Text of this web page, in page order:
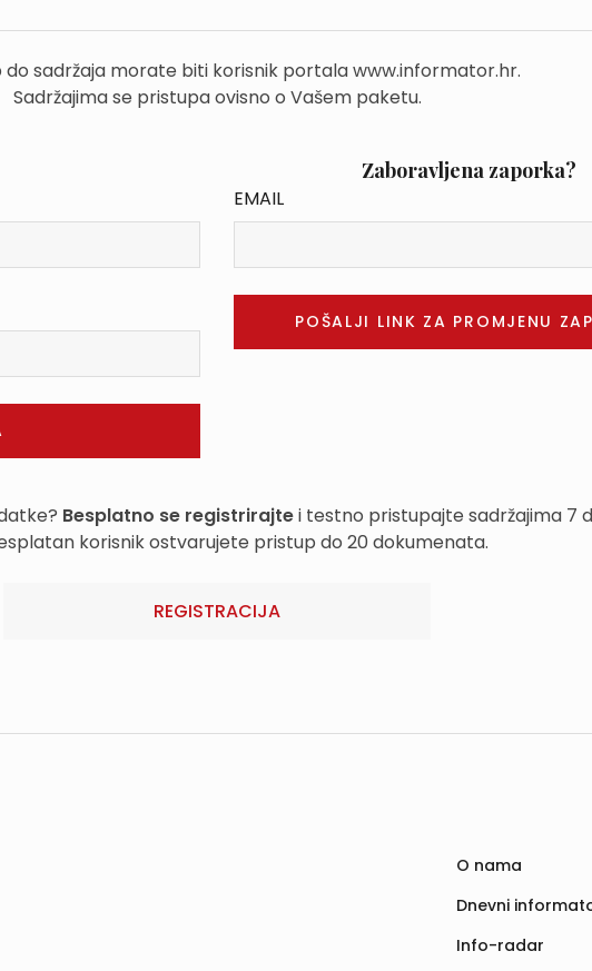
do sadržaja morate biti korisnik portala www.informator.hr.
Sadržajima se pristupa ovisno o Vašem paketu.
Zaboravljena zaporka?
EMAIL
Besplatno se registrirajtei testno pristupajte sadržajima 7
korisnik ostvarujete pristup do 20 dokumenata.
REGISTRACIJA
O nama
Dnevni
Info-radar